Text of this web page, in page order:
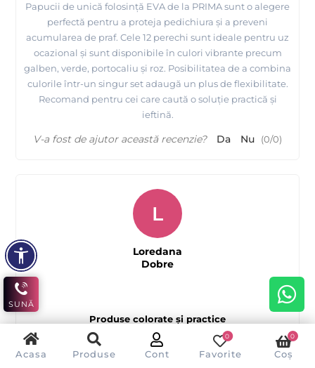
Acasa Produse Cont Favorite
0
Coș
0
Papucii de unică folosință EVA de la PRIMA sunt o alegere
perfectă pentru a proteja pedichiura și a preveni
acumularea de praf. Cele 12 perechi sunt ideale pentru uz
ocazional și sunt disponibile în culori vibrante precum
galben, verde, portocaliu și roz. Posibilitatea de a combina
culorile într-un singur set adaugă un plus de flexibilitate.
Recomand pentru cei care caută o soluție practică și
ieftină.
V-a fost de ajutor această recenzie? Da Nu (0/0)
Produse colorate și practice
L
Loredana
Dobre
SUNĂ